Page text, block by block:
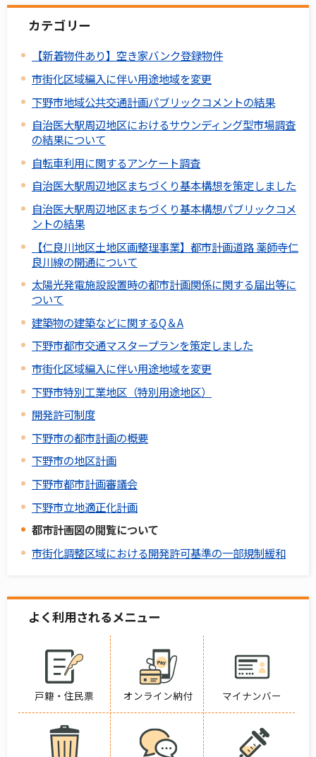
カテゴリー
【新着物件あり】空き家バンク登録物件
市街化区域編入に伴い用途地域を変更
下野市地域公共交通計画パブリックコメントの結果
自治医大駅周辺地区におけるサウンディング型市場調査
の結果について
自転車利用に関するアンケート調査
自治医大駅周辺地区まちづくり基本構想を策定しました
自治医大駅周辺地区まちづくり基本構想パブリックコメ
ントの結果
【仁良川地区土地区画整理事業】都市計画道路 薬師寺仁
良川線の開通について
太陽光発電施設設置時の都市計画関係に関する届出等に
ついて
建築物の建築などに関するQ＆A
下野市都市交通マスタープランを策定しました
市街化区域編入に伴い用途地域を変更
下野市特別工業地区（特別用途地区）
開発許可制度
下野市の都市計画の概要
下野市の地区計画
下野市都市計画審議会
下野市立地適正化計画
都市計画図の閲覧について
市街化調整区域における開発許可基準の一部規制緩和
よく利用されるメニュー
戸籍・住民票 オンライン納付 マイナンバー